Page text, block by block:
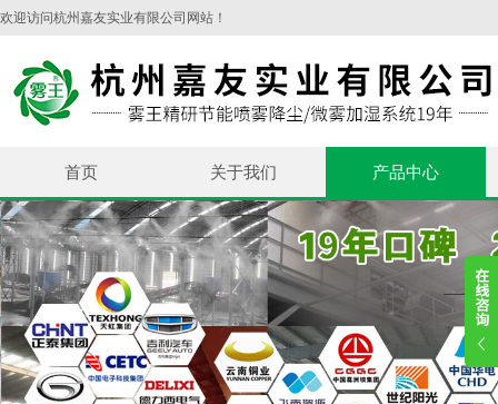
欢迎访问杭州嘉友实业有限公司网站！
首页 关于我们 产品中心